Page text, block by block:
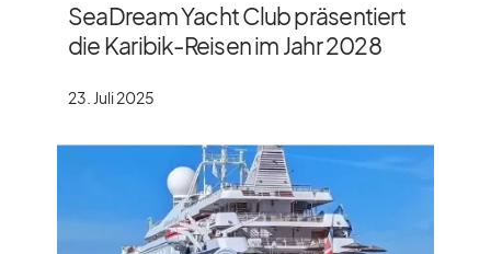
SeaDream Yacht Club präsentiert
die Karibik-Reisen im Jahr 2028
23. Juli 2025